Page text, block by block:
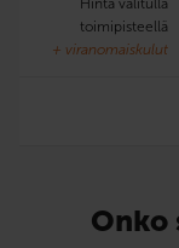
Hinta valitulla
toimipisteellä
+ viranomaiskulut
Onko